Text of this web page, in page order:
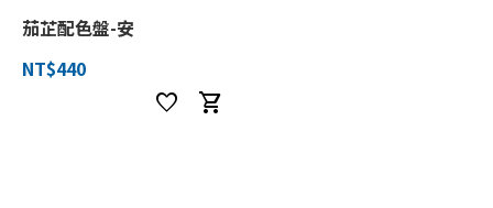
茄芷配色盤-安
NT$440
favorite shopping_cart